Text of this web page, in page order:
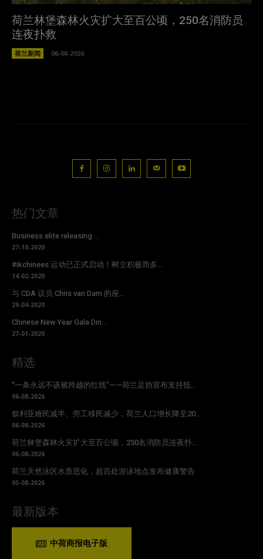
荷兰林堡森林火灾扩大至百公顷，250名消防员
连夜扑救
荷兰新闻 06-08-2026
热门文章
Business elite releasing ...
27-10-2020
#ikchinees 运动已正式启动！树立积极而多...
14-02-2020
与 CDA 议员 Chris van Dam 的座...
29-04-2020
Chinese New Year Gala Din...
27-01-2020
精选
“一条永远不该被跨越的红线”——荷兰足协宣布支持抵...
06-08-2026
叙利亚难民减半、劳工移民减少，荷兰人口增长降至20...
06-08-2026
荷兰林堡森林火灾扩大至百公顷，250名消防员连夜扑...
06-08-2026
荷兰天然泳区水质恶化，超百处游泳地点发布健康警告
05-08-2026
最新版本
中荷商报电子版